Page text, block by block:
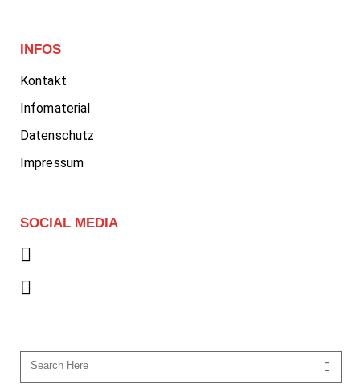
INFOS
Kontakt
Infomaterial
Datenschutz
Impressum
SOCIAL MEDIA